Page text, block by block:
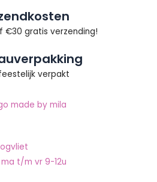
€30 gratis verzending!
verpakt
t/m vr 9-12u